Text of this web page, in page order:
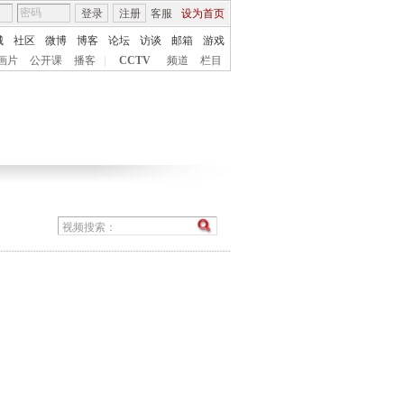
客服 设为首页
登录 注册
社区 微博 博客 论坛 访谈 邮箱
游戏
片
公开课 播客 CCTV 频道 栏目